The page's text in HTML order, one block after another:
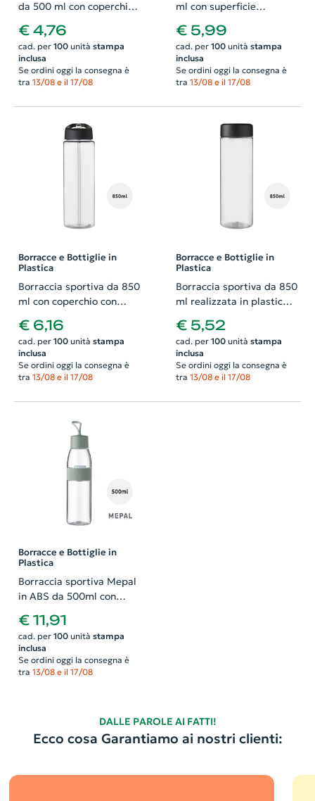
da 500 ml con coperchio
€ 4,76
cad. per 100unità stampa
inclusa
Se ordini oggi la consegna è
tra 13/08 e il 17/08
ml con superficie
beccuccio
€ 5,99
cad. per 100unità stampa
inclusa
Se ordini oggi la consegna è
tra 13/08 e il 17/08
Borracce e Bottiglie in
Plastica
Borraccia sportiva da 850
ml con coperchio con
€ 6,16
cad. per 100unità stampa
inclusa
Se ordini oggi la consegna è
tra 13/08 e il 17/08
Borracce e Bottiglie in
Plastica
Borraccia sportiva da 850
ml realizzata in plastica
€ 5,52
cad. per 100unità stampa
inclusa
Se ordini oggi la consegna è
tra 13/08 e il 17/08
Borracce e Bottiglie in
Plastica
Borraccia sportiva Mepal
in ABS da 500ml con
per il trasporto
€ 11,91
cad. per 100unità stampa
inclusa
Se ordini oggi la consegna è
tra 13/08 e il 17/08
DALLE PAROLE AI FATTI!
Ecco cosa Garantiamo ai nostri clienti: